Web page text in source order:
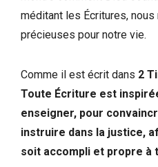
méditant les Écritures,
précieuses pour notre vie.
Comme il est écrit dans 2
Toute Écriture est
enseigner, pour
instruire dans la justice,
soit accompli et propre à